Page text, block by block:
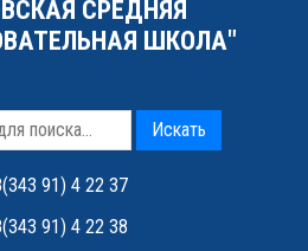
СРЕДНЯЯ
ШКОЛА"
Искать
91) 4 22 37
91) 4 22 38